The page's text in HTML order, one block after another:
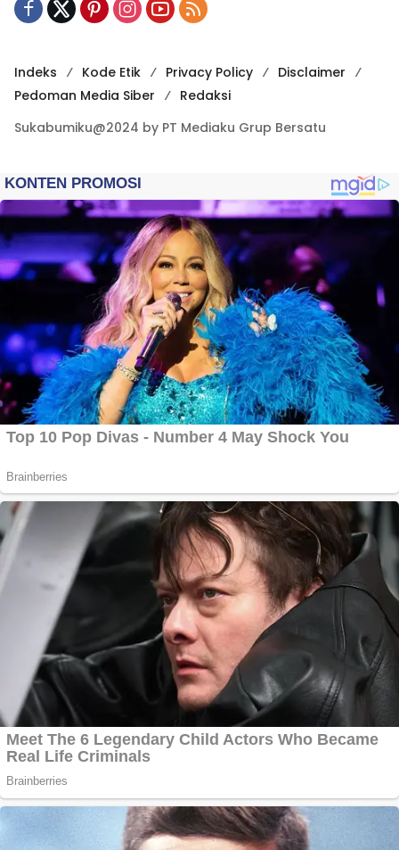
Indeks Kode Etik Privacy Policy
Disclaimer
Pedoman Media Siber
Redaksi
Sukabumiku@2024 by PT Mediaku Grup Bersatu